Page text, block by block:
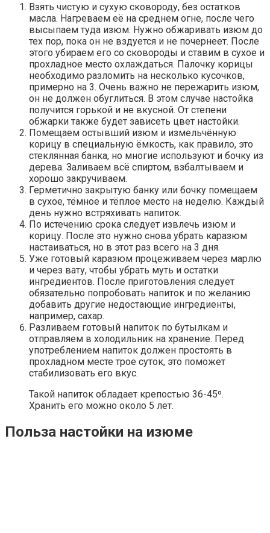
Взять чистую и сухую сковороду, без остатков
масла. Нагреваем её на среднем огне, после чего
высыпаем туда изюм. Нужно обжаривать изюм до
тех пор, пока он не вздуется и не почернеет. После
этого убираем его со сковороды и ставим в сухое и
прохладное место охлаждаться. Палочку корицы
необходимо разломить на несколько кусочков,
примерно на 3. Очень важно не пережарить изюм,
он не должен обуглиться. В этом случае настойка
получится горькой и не вкусной. От степени
обжарки также будет зависеть цвет настойки.
Помещаем остывший изюм и измельчённую
корицу в специальную ёмкость, как правило, это
стеклянная банка, но многие используют и бочку из
дерева. Заливаем всё спиртом, взбалтываем и
хорошо закручиваем.
Герметично закрытую банку или бочку помещаем
в сухое, тёмное и тёплое место на неделю. Каждый
день нужно встряхивать напиток.
По истечению срока следует извлечь изюм и
корицу. После это нужно снова убрать каразюм
настаиваться, но в этот раз всего на 3 дня.
Уже готовый каразюм процеживаем через марлю
и через вату, чтобы убрать муть и остатки
ингредиентов. После приготовления следует
обязательно попробовать напиток и по желанию
добавить другие недостающие ингредиенты,
например, сахар.
Разливаем готовый напиток по бутылкам и
отправляем в холодильник на хранение. Перед
употреблением напиток должен простоять в
прохладном месте трое суток, это поможет
стабилизовать его вкус.
Такой напиток обладает крепостью 36-45º.
Хранить его можно около 5 лет.
Польза настойки на изюме